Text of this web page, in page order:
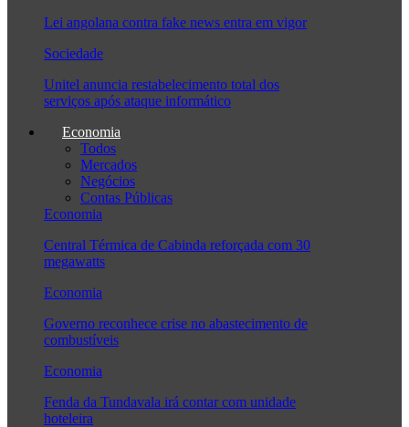
Lei angolana contra fake news entra em vigor
Sociedade
Unitel anuncia restabelecimento total dos
serviços após ataque informático
Economia
Todos
Mercados
Negócios
Contas Públicas
Economia
Central Térmica de Cabinda reforçada com 30
megawatts
Economia
Governo reconhece crise no abastecimento de
combustíveis
Economia
Fenda da Tundavala irá contar com unidade
hoteleira